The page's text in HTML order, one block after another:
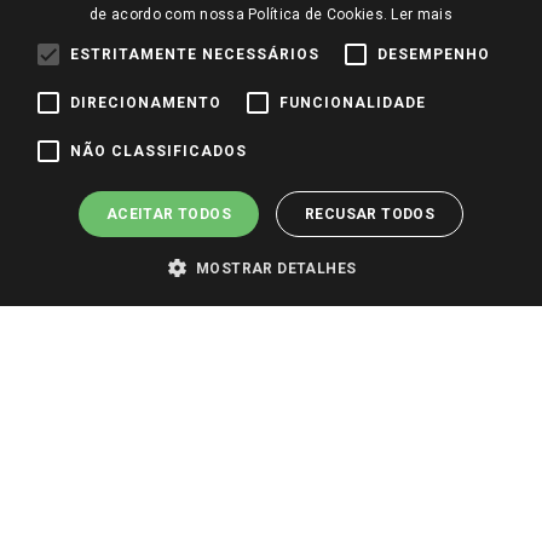
de acordo com nossa Política de Cookies. Ler mais
ESTRITAMENTE NECESSÁRIOS DESEMPENHO
DIRECIONAMENTO FUNCIONALIDADE
NÃO CLASSIFICADOS
ACEITAR TODOS RECUSAR TODOS
MOSTRAR DETALHES